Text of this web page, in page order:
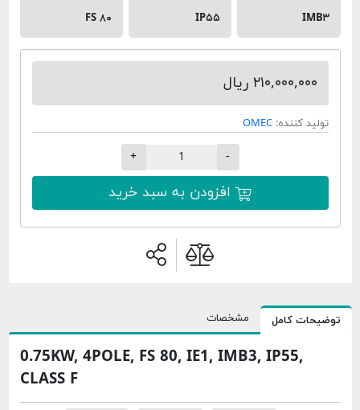
ریال
کننده: OMEC
+
افزودن به سبد خرید
کامل مشخصات
0.75KW, 4POLE, FS 80, IE1, IMB3, IP55,
CLASS F